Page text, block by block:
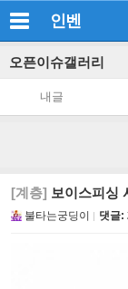
인벤
오픈이슈갤러리
내글
[계층] 보이스피싱
불타는궁딩이 댓글: